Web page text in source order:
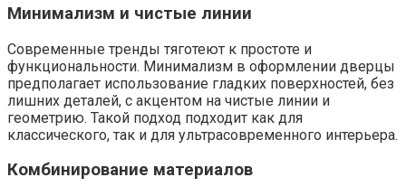
Минимализм и чистые линии
Современные тренды тяготеют к простоте и
функциональности. Минимализм в оформлении дверцы
предполагает использование гладких поверхностей, без
лишних деталей, с акцентом на чистые линии и
геометрию. Такой подход подходит как для
классического, так и для ультрасовременного интерьера.
Комбинирование материалов